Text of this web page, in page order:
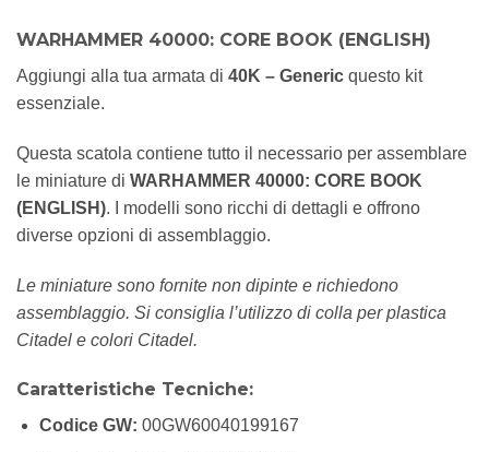
WARHAMMER 40000: CORE BOOK (ENGLISH)
Aggiungi alla tua armata di 40K – Generic questo kit
essenziale.
Questa scatola contiene tutto il necessario per assemblare
le miniature di WARHAMMER 40000: CORE BOOK
(ENGLISH). I modelli sono ricchi di dettagli e offrono
diverse opzioni di assemblaggio.
Le miniature sono fornite non dipinte e richiedono
assemblaggio. Si consiglia l’utilizzo di colla per plastica
Citadel e colori Citadel.
Caratteristiche Tecniche:
Codice GW: 00GW60040199167